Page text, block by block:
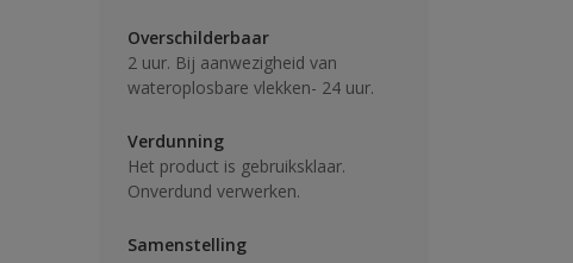
Overschilderbaar
2 uur. Bij aanwezigheid van
wateroplosbare vlekken- 24 uur.
Verdunning
Het product is gebruiksklaar.
Onverdund verwerken.
Samenstelling